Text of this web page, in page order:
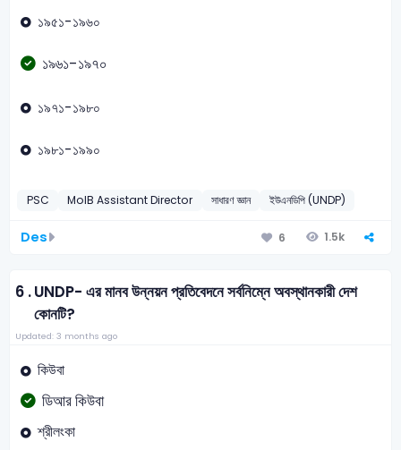
১৯৫১-১৯৬০
১৯৬১-১৯৭০
১৯৭১-১৯৮০
১৯৮১-১৯৯০
PSC MoIB Assistant Director সাধারণ জ্ঞান ইউএনডিপি (UNDP)
Des 6 1.5k
6 .UNDP- এর মানব উন্নয়ন প্রতিবেদনে সর্বনিম্নে অবস্থানকারী দেশ
কোনটি?
Updated: 3 months ago
কিউবা
ডিআর কিউবা
শ্রীলংকা